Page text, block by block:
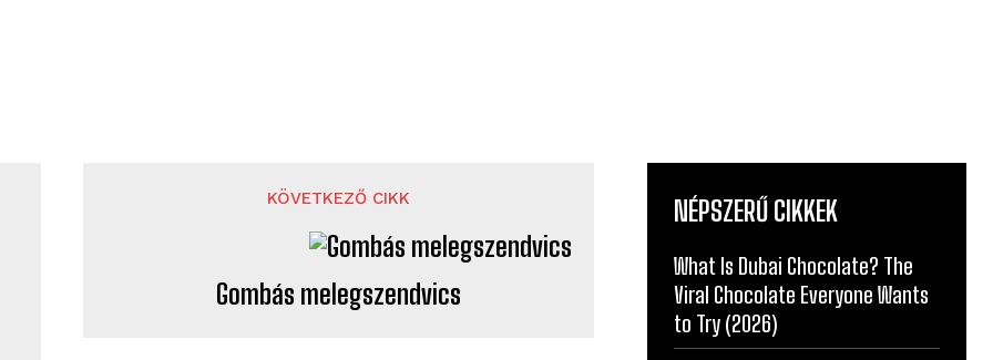
KÖVETKEZŐ CIKK
Gombás melegszendvics
NÉPSZERŰ CIKKEK
What Is Dubai Chocolate? The
Viral Chocolate Everyone Wants
to Try (2026)